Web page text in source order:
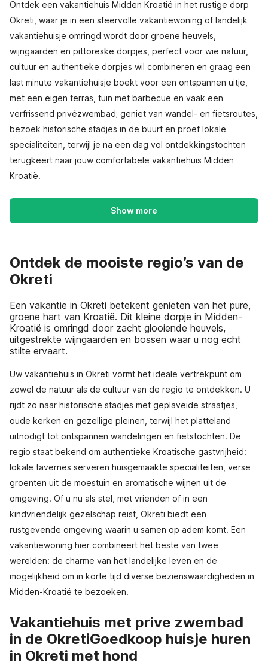
Ontdek een vakantiehuis Midden Kroatië in het rustige dorp
Okreti, waar je in een sfeervolle vakantiewoning of landelijk
vakantiehuisje omringd wordt door groene heuvels,
wijngaarden en pittoreske dorpjes, perfect voor wie natuur,
cultuur en authentieke dorpjes wil combineren en graag een
last minute vakantiehuisje boekt voor een ontspannen uitje,
met een eigen terras, tuin met barbecue en vaak een
verfrissend privézwembad; geniet van wandel- en fietsroutes,
bezoek historische stadjes in de buurt en proef lokale
specialiteiten, terwijl je na een dag vol ontdekkingstochten
terugkeert naar jouw comfortabele vakantiehuis Midden
Kroatië.
Show more
Ontdek de mooiste regio’s van de
Okreti
Een vakantie in Okreti betekent genieten van het pure,
groene hart van Kroatië. Dit kleine dorpje in Midden-
Kroatië is omringd door zacht glooiende heuvels,
uitgestrekte wijngaarden en bossen waar u nog echt
stilte ervaart.
Uw vakantiehuis in Okreti vormt het ideale vertrekpunt om
zowel de natuur als de cultuur van de regio te ontdekken. U
rijdt zo naar historische stadjes met geplaveide straatjes,
oude kerken en gezellige pleinen, terwijl het platteland
uitnodigt tot ontspannen wandelingen en fietstochten. De
regio staat bekend om authentieke Kroatische gastvrijheid:
lokale tavernes serveren huisgemaakte specialiteiten, verse
groenten uit de moestuin en aromatische wijnen uit de
omgeving. Of u nu als stel, met vrienden of in een
kindvriendelijk gezelschap reist, Okreti biedt een
rustgevende omgeving waarin u samen op adem komt. Een
vakantiewoning hier combineert het beste van twee
werelden: de charme van het landelijke leven en de
mogelijkheid om in korte tijd diverse bezienswaardigheden in
Midden-Kroatië te bezoeken.
Vakantiehuis met prive zwembad
in de OkretiGoedkoop huisje huren
in Okreti met hond